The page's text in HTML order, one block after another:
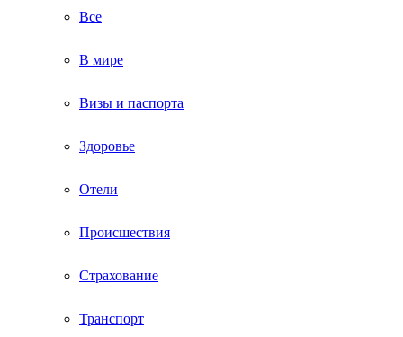
Все
В мире
Визы и паспорта
Здоровье
Отели
Происшествия
Страхование
Транспорт